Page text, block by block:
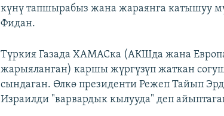
күнү тапшырабыз жана жараянга катышуу
Фидан.
Түркия Газада ХАМАСка (АКШда жана
жарыяланган) каршы жүргүзүп жаткан
сындаган. Өлкө президенти Режеп Тайып
Израилди "варвардык кылууда" деп